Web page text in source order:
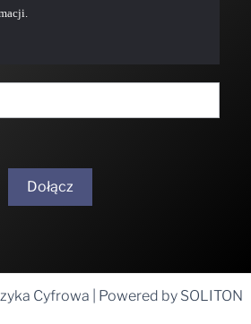
Dołącz
Cyfrowa | Powered by SOLITON